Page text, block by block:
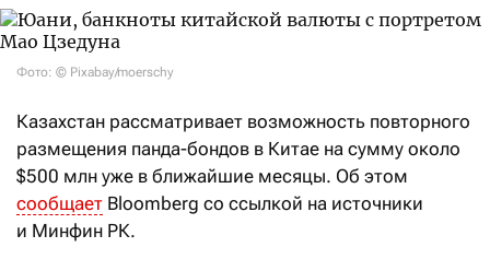
Фото: © Pixabay/moerschy
Казахстан рассматривает возможность повторного
размещения панда-бондов в Китае на сумму около
$500 млн уже в ближайшие месяцы. Об этом
сообщает Bloomberg со ссылкой на источники
и Минфин РК.